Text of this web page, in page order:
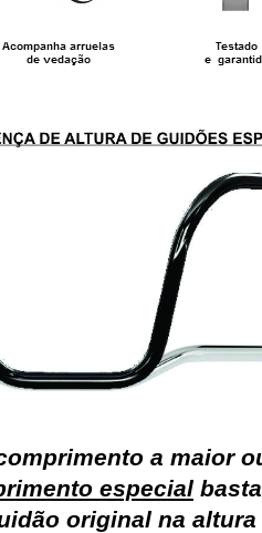
a maior
especial
original na